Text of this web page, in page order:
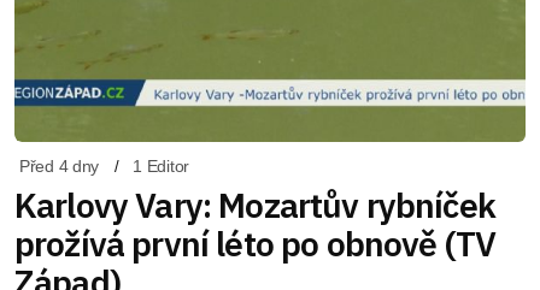
Před 4 dny 1 Editor
Karlovy Vary: Mozartův rybníček
prožívá první léto po obnově (TV